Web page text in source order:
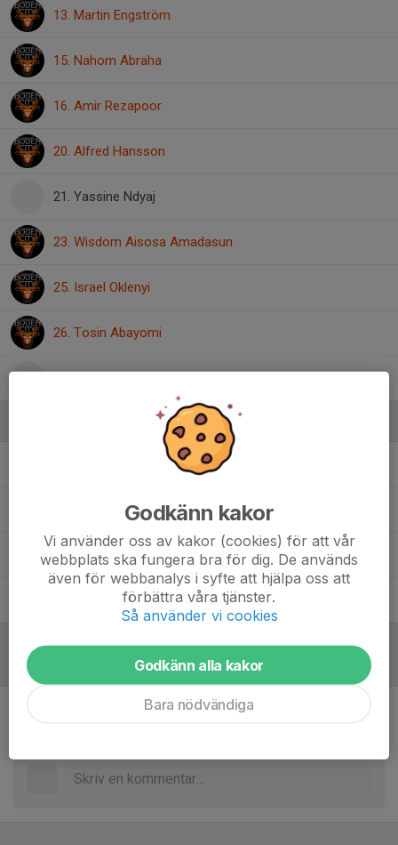
13. Martin Engström
15. Nahom Abraha
16. Amir Rezapoor
20. Alfred Hansson
21. Yassine Ndyaj
23. Wisdom Aisosa Amadasun
25. Israel Oklenyi
26. Tosin Abayomi
Tränare
Carlos VelizMålvaktstränare
Henok FedayHuvudtränare
Petr DurdasMaterialare
Referat
Godkänn kakor
Vi använder oss av kakor (cookies) för att vår
webbplats ska fungera bra för dig. De används
även för webbanalys i syfte att hjälpa oss att
förbättra våra tjänster.
Så använder vi cookies
Godkänn alla kakor
Bara nödvändiga